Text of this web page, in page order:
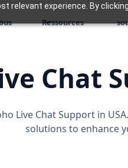
relevant experience. By
Ressources
Chat
Live Chat Support in
solutions to enhance